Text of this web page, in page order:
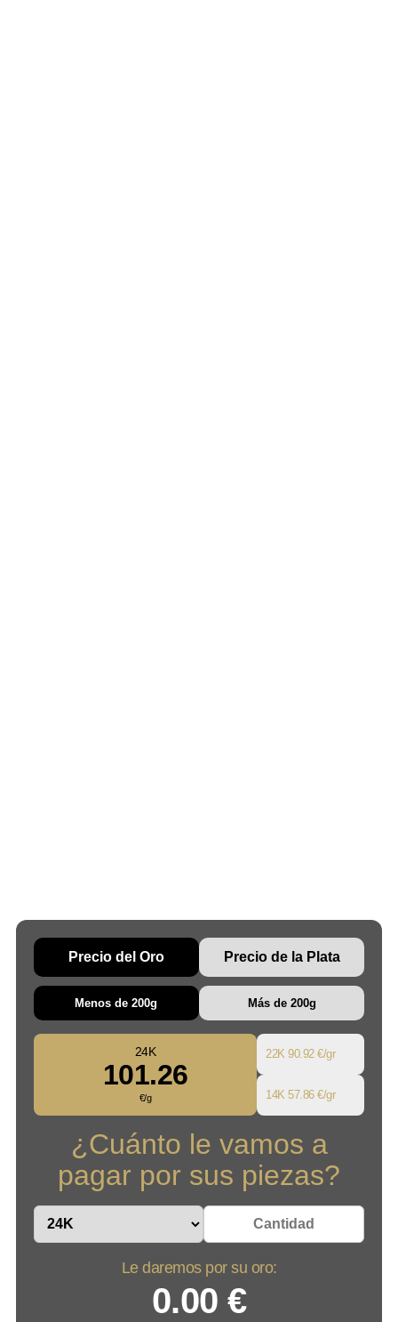
Precio del Oro Precio de la Plata
Menos de 200g Más de 200g
24K
101.26
€/g
22K90.92 €/gr
14K57.86 €/gr
¿Cuánto le vamos a
pagar por sus piezas?
Le daremos por su oro:
0.00 €